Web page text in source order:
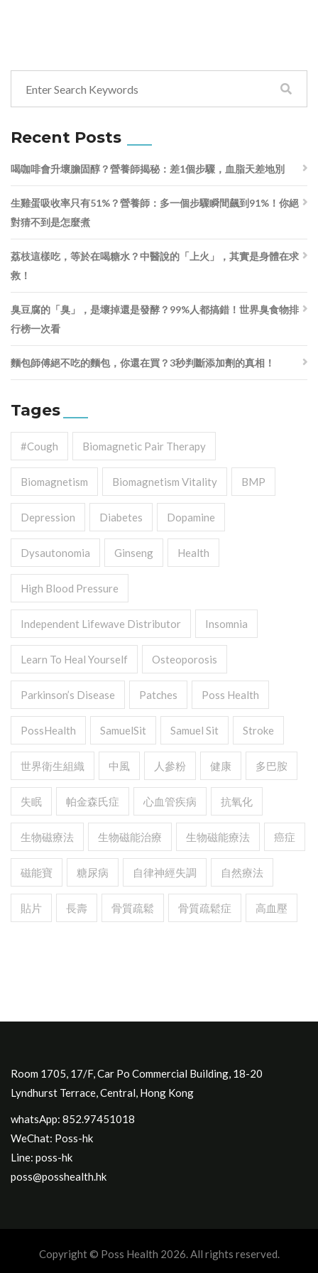
Recent Posts
喝咖啡會升壞膽固醇？營養師揭秘：差1個步驟，血脂天差地別
生雞蛋吸收率只有51%？營養師：多一個步驟瞬間飆到91%！你絕
對猜不到是怎麼煮
荔枝這樣吃，等於在喝糖水？中醫說的「上火」，其實是身體在求
救！
臭豆腐的「臭」，是壞掉還是發酵？99%人都搞錯！世界臭食物排
行榜一次看
麵包師傅絕不吃的麵包，你還在買？3秒判斷添加劑的真相！
Tages
#cough Biomagnetic Pair Therapy
Biomagnetism Biomagnetism Vitality BMP
Depression Diabetes Dopamine
Dysautonomia Ginseng Health
High Blood Pressure
Independent Lifewave Distributor Insomnia
Learn To Heal Yourself Osteoporosis
Parkinson’s Disease Patches Poss Health
PossHealth SamuelSit Samuel Sit Stroke
世界衛生組織 中風 人參粉 健康 多巴胺
失眠 帕金森氏症 心血管疾病 抗氧化
生物磁療法 生物磁能治療 生物磁能療法 癌症
磁能寶 糖尿病 自律神經失調 自然療法
貼片 長壽 骨質疏鬆 骨質疏鬆症 高血壓
Room 1705, 17/F, Car Po Commercial Building, 18-20
Lyndhurst Terrace, Central, Hong Kong
whatsApp: 852.97451018
WeChat: Poss-hk
Line: poss-hk
poss@posshealth.hk
Copyright © Poss Health 2026. All rights reserved.